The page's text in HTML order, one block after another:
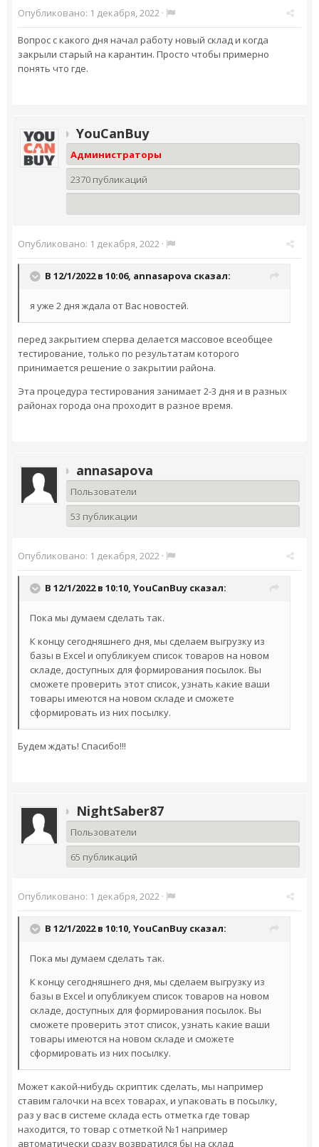
Опубликовано: 1 декабря, 2022 ·
Вопрос с какого дня начал работу новый склад и когда
закрыли старый на карантин. Просто чтобы примерно
понять что где.
YouCanBuy
Администраторы
2370 публикаций
Опубликовано: 1 декабря, 2022 ·
В 12/1/2022 в 10:06, annasapova сказал:
я уже 2 дня ждала от Вас новостей.
перед закрытием сперва делается массовое всеобщее
тестирование, только по результатам которого
принимается решение о закрытии района.
Эта процедура тестирования занимает 2-3 дня и в разных
районах города она проходит в разное время.
annasapova
Пользователи
53 публикации
Опубликовано: 1 декабря, 2022 ·
В 12/1/2022 в 10:10, YouCanBuy сказал:
Пока мы думаем сделать так.
К концу сегодняшнего дня, мы сделаем выгрузку из
базы в Excel и опубликуем список товаров на новом
складе, доступных для формирования посылок. Вы
сможете проверить этот список, узнать какие ваши
товары имеются на новом складе и сможете
сформировать из них посылку.
Будем ждать! Спасибо!!!
NightSaber87
Пользователи
65 публикаций
Опубликовано: 1 декабря, 2022 ·
В 12/1/2022 в 10:10, YouCanBuy сказал:
Пока мы думаем сделать так.
К концу сегодняшнего дня, мы сделаем выгрузку из
базы в Excel и опубликуем список товаров на новом
складе, доступных для формирования посылок. Вы
сможете проверить этот список, узнать какие ваши
товары имеются на новом складе и сможете
сформировать из них посылку.
Может какой-нибудь скриптик сделать, мы например
ставим галочки на всех товарах, и упаковать в посылку,
раз у вас в системе склада есть отметка где товар
находится, то товар с отметкой №1 например
автоматически сразу возвратился бы на склад